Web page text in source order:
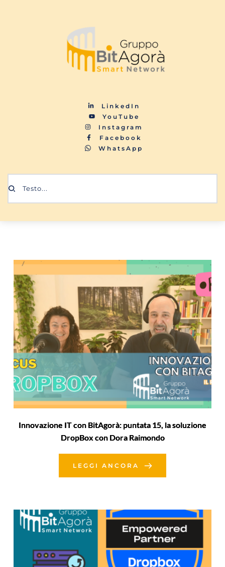
LinkedIn
YouTube
Instagram
Facebook
WhatsApp
Testo...
Innovazione IT con BitAgorà: puntata 15, la soluzione
DropBox con Dora Raimondo
LEGGI ANCORA